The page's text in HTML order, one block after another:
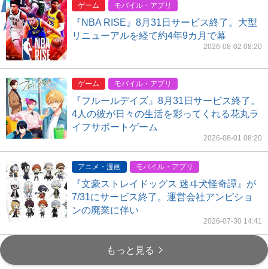
ゲーム モバイル・アプリ
『NBA RISE』8月31日サービス終了。大型
リニューアルを経て約4年9カ月で幕
2026-08-02 08:20
ゲーム モバイル・アプリ
『フルールデイズ』8月31日サービス終了。
4人の彼が日々の生活を彩ってくれる花丸ラ
イフサポートゲーム
2026-08-01 08:20
アニメ・漫画 モバイル・アプリ
『文豪ストレイドッグス 迷ヰ犬怪奇譚』が
7/31にサービス終了。運営会社アンビショ
ンの廃業に伴い
2026-07-30 14:41
もっと見る